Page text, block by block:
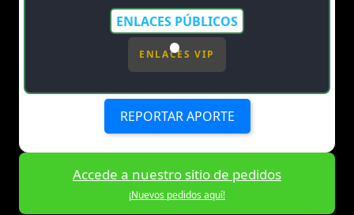
ENLACES PÚBLICOS
ENLACES VIP
REPORTAR APORTE
Accede a nuestro sitio de pedidos
¡Nuevos pedidos aquí!